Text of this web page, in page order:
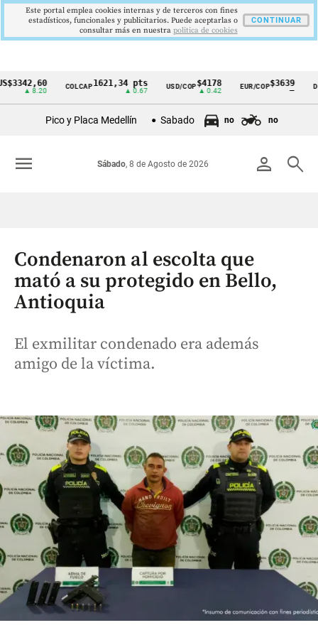
Cintillo
Colombia
COLCAP1621,34 pts USD/COP$4178
▲ 0.42
EUR/COP$3639
—
Pico y Placa Medellín Sabado no no
person search
Sábado, 8 de Agosto de 2026
menu
Condenaron al escolta que
mató a su protegido en Bello,
Antioquia
El exmilitar condenado era además
amigo de la víctima.
Este portal emplea cookies internas y de terceros con fines
estadísticos, funcionales y publicitarios. Puede aceptarlas o
consultar más en nuestra politica de cookies
CONTINUAR